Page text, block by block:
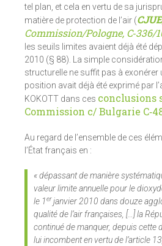
tel plan, et cela en vertu de sa
matière de protection de l’air (CJUE
Commission/Pologne, C‑336/
les seuils limites avaient déjà été
2010 (§ 88). La simple
structurelle ne suffit pas à exonérer
position avait déjà été exprimé par
KOKOTT dans ces conclusions
Commission c/ Bulgarie
Au regard de l’ensemble de ces
l’État français en :
« dépassant de manière
valeur limite annuelle pour le
le 1erjanvier 2010 dans douze
qualité de l’air françaises, […] la
continué de manquer, depuis cette
lui incombent en vertu de l’article